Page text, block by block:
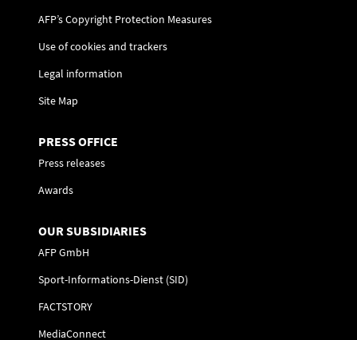
AFP’s Copyright Protection Measures
Use of cookies and trackers
Legal information
Site Map
PRESS OFFICE
Press releases
Awards
OUR SUBSIDIARIES
AFP GmbH
Sport-Informations-Dienst (SID)
FACTSTORY
MediaConnect